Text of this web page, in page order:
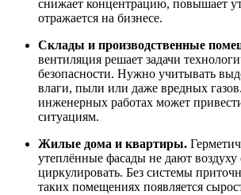
снижает концентрацию, повышает
отражается на бизнесе.
Склады и производственные
вентиляция решает задачи
безопасности. Нужно учитывать
влаги, пыли или даже вредных
инженерных работах может
ситуациям.
Жилые дома и квартиры.
утеплённые фасады не дают воздуху
циркулировать. Без системы
таких помещениях появляется